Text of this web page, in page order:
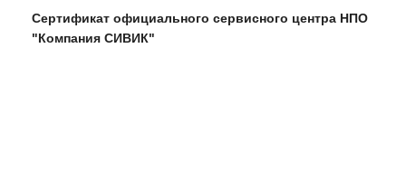
Сертификат официального сервисного центра НПО
"Компания СИВИК"